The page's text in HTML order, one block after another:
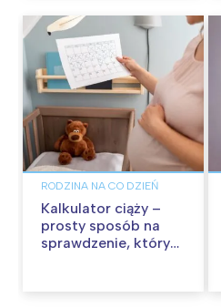
RODZINA NA CO DZIEŃ
Kalkulator ciąży –
prosty sposób na
sprawdzenie, który